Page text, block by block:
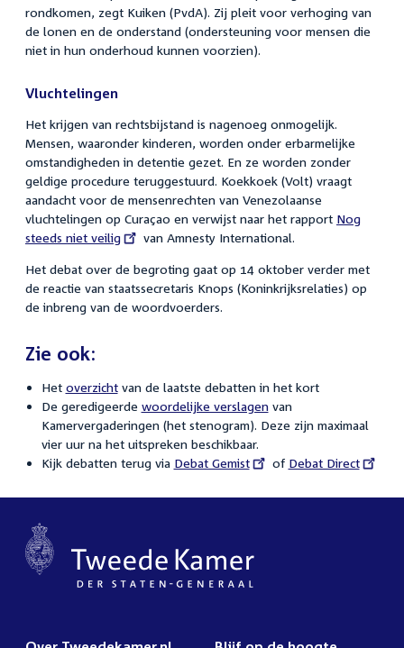
rondkomen, zegt Kuiken (PvdA). Zij pleit voor verhoging van
de lonen en de onderstand (ondersteuning voor mensen die
niet in hun onderhoud kunnen voorzien).
Vluchtelingen
Het krijgen van rechtsbijstand is nagenoeg onmogelijk.
Mensen, waaronder kinderen, worden onder erbarmelijke
omstandigheden in detentie gezet. En ze worden zonder
geldige procedure teruggestuurd. Koekkoek (Volt) vraagt
aandacht voor de mensenrechten van Venezolaanse
vluchtelingen op Curaçao en verwijst naar het rapport External
Nog
steeds niet veilig
van Amnesty International.
Het debat over de begroting gaat op 14 oktober verder met
de reactie van staatssecretaris Knops (Koninkrijksrelaties) op
de inbreng van de woordvoerders.
Zie ook:
Het overzichtvan de laatste debatten in het kort
De geredigeerde woordelijke verslagenvan
Kamervergaderingen (het stenogram). Deze zijn maximaal
vier uur na het uitspreken beschikbaar.
Kijk debatten terug via External
Debat Gemist of External
Debat Direct